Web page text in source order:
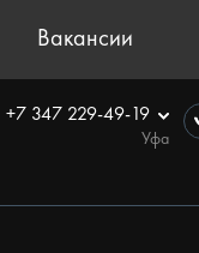
Вакансии
+7 347 229-49-19
Уфа